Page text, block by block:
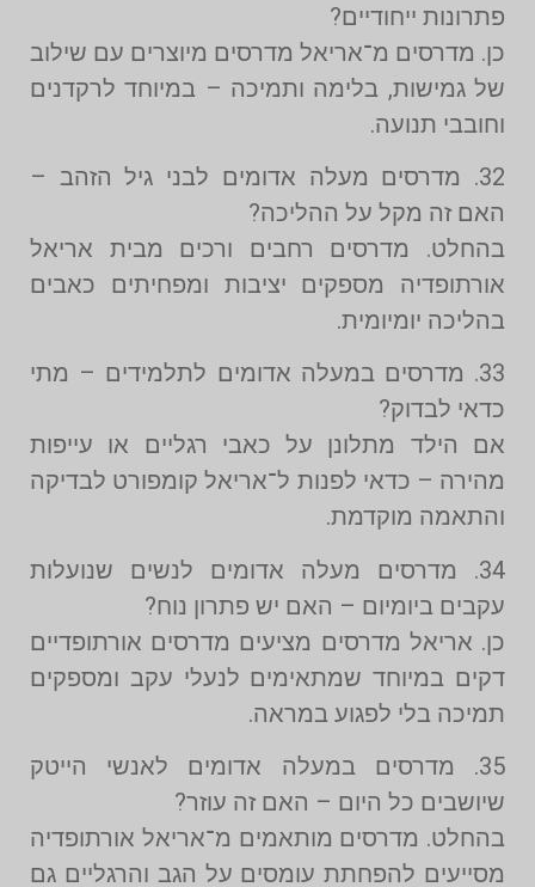
פתרונות ייחודיים?
כן. מדרסים מ־אריאל מדרסים מיוצרים עם שילוב
של גמישות, בלימה ותמיכה – במיוחד לרקדנים
וחובבי תנועה.
32. מדרסים מעלה אדומים לבני גיל הזהב –
האם זה מקל על ההליכה?
בהחלט. מדרסים רחבים ורכים מבית אריאל
אורתופדיה מספקים יציבות ומפחיתים כאבים
בהליכה יומיומית.
33. מדרסים במעלה אדומים לתלמידים – מתי
כדאי לבדוק?
אם הילד מתלונן על כאבי רגליים או עייפות
מהירה – כדאי לפנות ל־אריאל קומפורט לבדיקה
והתאמה מוקדמת.
34. מדרסים מעלה אדומים לנשים שנועלות
עקבים ביומיום – האם יש פתרון נוח?
כן. אריאל מדרסים מציעים מדרסים אורתופדיים
דקים במיוחד שמתאימים לנעלי עקב ומספקים
תמיכה בלי לפגוע במראה.
35. מדרסים במעלה אדומים לאנשי הייטק
שיושבים כל היום – האם זה עוזר?
בהחלט. מדרסים מותאמים מ־אריאל אורתופדיה
מסייעים להפחתת עומסים על הגב והרגליים גם